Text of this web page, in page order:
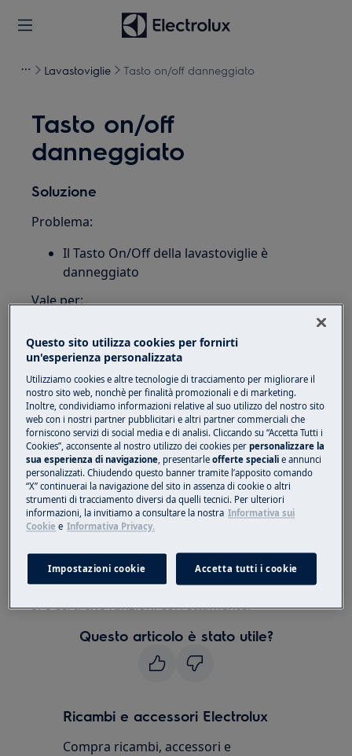
Lavastoviglie Tasto on/off danneggiato
Tasto on/off
danneggiato
Soluzione
Problema:
Il Tasto On/Off della lavastoviglie è
danneggiato
Vale per:
Lavastoviglie a libera installazione
Soluzione:
1. Rivolgersi a un Centro di Assistenza
Autorizzato
Per la sostituzione della parte danneggiata, si
consiglia di prendere appuntamento con un
tecnico qualificato.
Avvertenza:Consigliamo di non utilizzare
l'elettrodomestico finché il problema non è
stato risolto completamente. Scollegare
l'elettrodomestico e non ricollegarlo finché non
si è certi che funzioni correttamente.
Questo articolo è stato utile?
Ricambi e accessori Electrolux
Compra ricambi, accessori e
Questo sito utilizza cookies per fornirti
un'esperienza personalizzata
Utilizziamo cookies e altre tecnologie di tracciamento per migliorare il
nostro sito web, nonchè per finalità promozionali e di marketing.
Inoltre, condividiamo informazioni relative al suo utilizzo del nostro sito
web con i nostri partner pubblicitari e altri partner commerciali che
forniscono servizi di social media e di analisi. Cliccando su “Accetta Tutti i
Cookies”, acconsente al nostro utilizzo dei cookies perpersonalizzare la
sua esperienza di navigazione, presentarleofferte speciali e annunci
personalizzati. Chiudendo questo banner tramite l’apposito comando
“X” continuerai la navigazione del sito in assenza di cookie o altri
strumenti di tracciamento diversi da quelli tecnici. Per ulteriori
informazioni, la invitiamo a consultare la nostra Informativa sui
Cookie e Informativa Privacy.
Impostazioni cookie Accetta tutti i cookie